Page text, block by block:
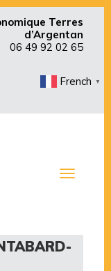
Terres
d’Argentan
06 49 92 02 65
French ▼
Toggle